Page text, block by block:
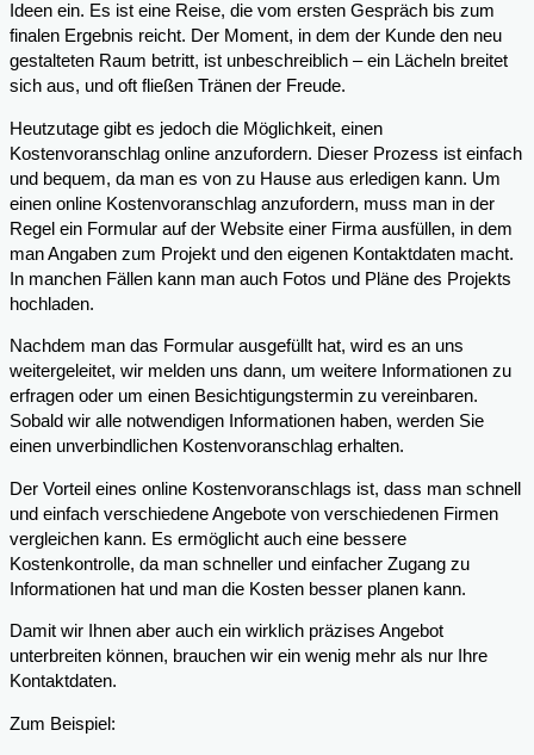
Ideen ein. Es ist eine Reise, die vom ersten Gespräch bis zum
finalen Ergebnis reicht. Der Moment, in dem der Kunde den neu
gestalteten Raum betritt, ist unbeschreiblich – ein Lächeln breitet
sich aus, und oft fließen Tränen der Freude.
Heutzutage gibt es jedoch die Möglichkeit, einen
Kostenvoranschlag online anzufordern. Dieser Prozess ist einfach
und bequem, da man es von zu Hause aus erledigen kann. Um
einen online Kostenvoranschlag anzufordern, muss man in der
Regel ein Formular auf der Website einer Firma ausfüllen, in dem
man Angaben zum Projekt und den eigenen Kontaktdaten macht.
In manchen Fällen kann man auch Fotos und Pläne des Projekts
hochladen.
Nachdem man das Formular ausgefüllt hat, wird es an uns
weitergeleitet, wir melden uns dann, um weitere Informationen zu
erfragen oder um einen Besichtigungstermin zu vereinbaren.
Sobald wir alle notwendigen Informationen haben, werden Sie
einen unverbindlichen Kostenvoranschlag erhalten.
Der Vorteil eines online Kostenvoranschlags ist, dass man schnell
und einfach verschiedene Angebote von verschiedenen Firmen
vergleichen kann. Es ermöglicht auch eine bessere
Kostenkontrolle, da man schneller und einfacher Zugang zu
Informationen hat und man die Kosten besser planen kann.
Damit wir Ihnen aber auch ein wirklich präzises Angebot
unterbreiten können, brauchen wir ein wenig mehr als nur Ihre
Kontaktdaten.
Zum Beispiel: